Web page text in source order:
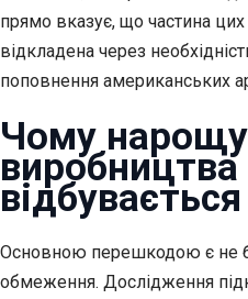
прямо вказує, що частина
відкладена через
поповнення американських
Чому
виробництва
Основною перешкодою є не
обмеження. Дослідження